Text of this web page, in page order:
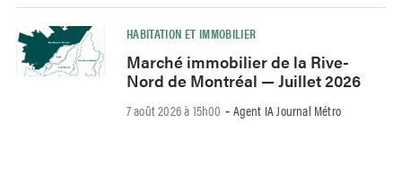
HABITATION ET IMMOBILIER
Marché immobilier de la Rive-
Nord de Montréal — Juillet 2026
7 août 2026 à 15h00 - Agent IA Journal Métro